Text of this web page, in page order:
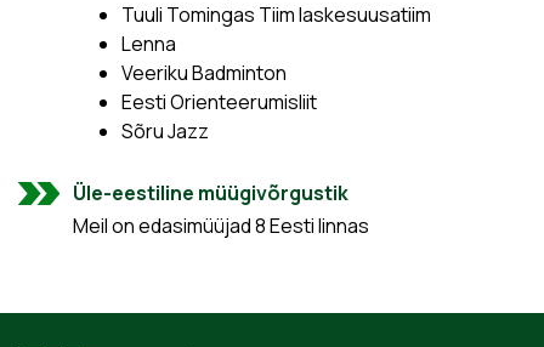
Tuuli Tomingas Tiim laskesuusatiim
Lenna
Veeriku Badminton
Eesti Orienteerumisliit
Sõru Jazz
Üle-eestiline müügivõrgustik
Meil on edasimüüjad 8 Eesti linnas